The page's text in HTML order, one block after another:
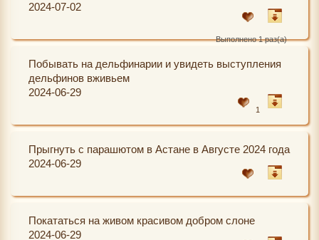
2024-07-02
Выполнено 1 раз(а)
Побывать на дельфинарии и увидеть выступления
дельфинов вживьем
2024-06-29
1
Прыгнуть с парашютом в Астане в Августе 2024 года
2024-06-29
Покататься на живом красивом добром слоне
2024-06-29